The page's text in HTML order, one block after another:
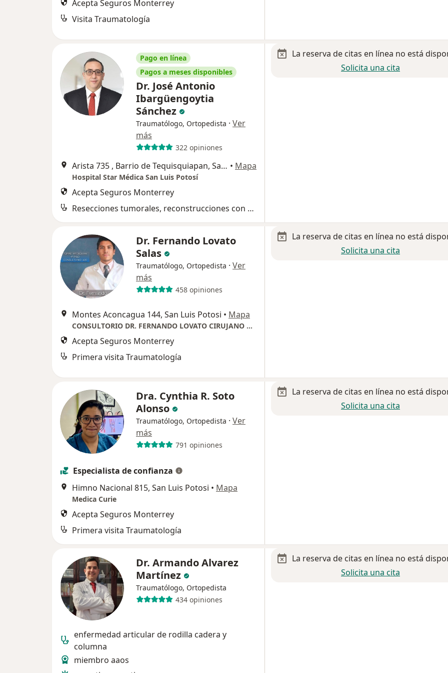
Acepta Seguros Monterrey
Visita Traumatología
Pago en línea
Pagos a meses disponibles
Dr. José Antonio
Ibargüengoytia
Sánchez
Traumatólogo, Ortopedista · Ver
más
322 opiniones
Arista 735 , Barrio de Tequisquiapan, San Luis Potosi • Mapa
Hospital Star Médica San Luis Potosí
Acepta Seguros Monterrey
Resecciones tumorales, reconstrucciones con prótesis
La reserva de citas en línea no está
Solicita una cita
Dr. Fernando Lovato
Salas
Traumatólogo, Ortopedista · Ver
más
458 opiniones
Montes Aconcagua 144, San Luis Potosi • Mapa
CONSULTORIO DR. FERNANDO LOVATO CIRUJANO ARTICULAR
Acepta Seguros Monterrey
Primera visita Traumatología
La reserva de citas en línea no está
Solicita una cita
Dra. Cynthia R. Soto
Alonso
Traumatólogo, Ortopedista · Ver
más
791 opiniones
Especialista de confianza
Himno Nacional 815, San Luis Potosi • Mapa
Medica Curie
Acepta Seguros Monterrey
Primera visita Traumatología
La reserva de citas en línea no está
Solicita una cita
Dr. Armando Alvarez
Martínez
Traumatólogo, Ortopedista
434 opiniones
enfermedad articular de rodilla cadera y
columna
miembro aaos
La reserva de citas en línea no está
Solicita una cita